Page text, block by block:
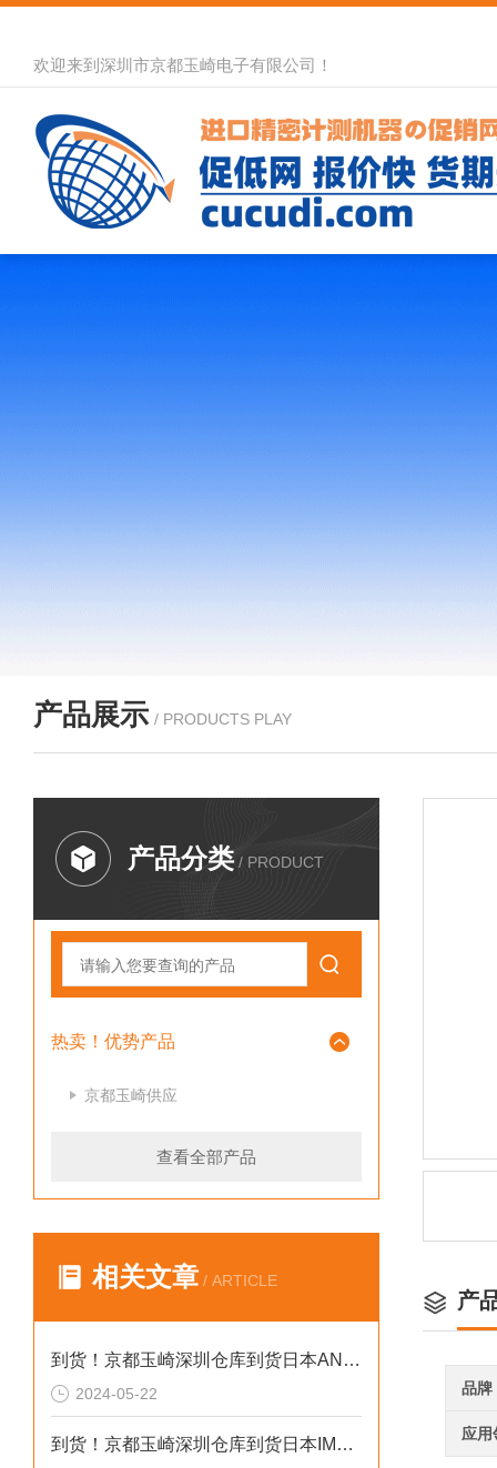
欢迎来到深圳市京都玉崎电子有限公司！
产品展示 / PRODUCTS PLAY
产品分类 / PRODUCT
热卖！优势产品
京都玉崎供应
查看全部产品
相关文章 / ARTICLE
到货！京都玉崎深圳仓库到货日本AND 电子秤HV-60KCEP
2024-05-22
到货！京都玉崎深圳仓库到货日本IMADA 推拉力计 DST-20N
产
品牌
应用